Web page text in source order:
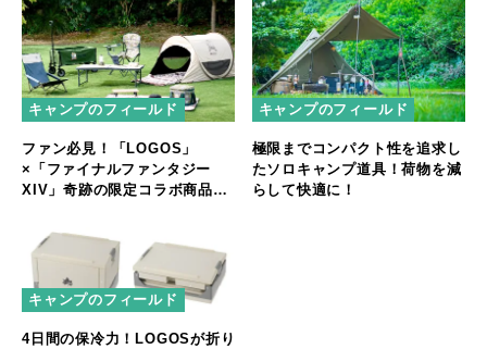
キャンプのフィールド
ファン必見！「LOGOS」
×「ファイナルファンタジー
XIV」奇跡の限定コラボ商品が
キャンプのフィールド
極限までコンパクト性を追求し
たソロキャンプ道具！荷物を減
らして快適に！
キャンプのフィールド
4日間の保冷力！LOGOSが折り